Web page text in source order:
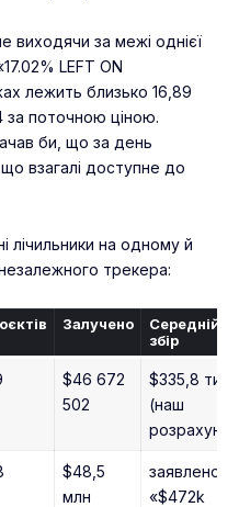
виходячи за межі однієї
LEFT ON
лежить близько 16,89
за поточною ціною.
би, що за день
взагалі доступне до
лічильники на одному й
трекера:
Залучено
Середній
збір
$46 672
502
$335,8 тис.
(наш
$48,5
млн
заявлено
«$472k